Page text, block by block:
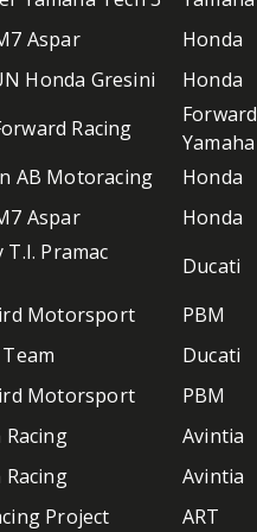
Aspar
Honda
Honda Gresini
Honda
Racing
Forward
Yamaha
AB Motoracing
Honda
Aspar
Honda
T.I. Pramac
Ducati
Motorsport
PBM
Ducati
Motorsport
PBM
Avintia
Avintia
Project
ART